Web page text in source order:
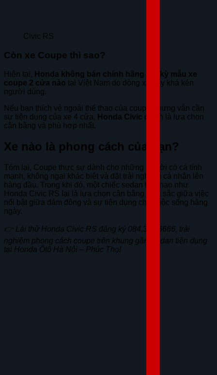
Civic RS
Còn xe Coupe thì sao?
Hiện tại, Honda không bán chính hãng bất kỳ mẫu xe
coupe 2 cửa nào tại Việt Nam do dòng xe này khá kén
người dùng.
Nếu bạn thích vẻ ngoài thể thao của coupe nhưng vẫn cần
sự tiện dụng của xe 4 cửa, Honda Civic chính là lựa chọn
cân bằng và phù hợp nhất.
Xe nào là phong cách của bạn?
Tóm lại, Coupe thực sự dành cho những người có cá tính
mạnh, không ngại khác biệt và đặt trải nghiệm cá nhân lên
hàng đầu. Trong khi đó, một chiếc sedan thể thao như
Honda Civic RS lại là lựa chọn cân bằng xuất sắc giữa việc
nổi bật giữa đám đông và sự tiện dụng cho cuộc sống hàng
ngày.
👉 Lái thử Honda Civic RS đăng ký 084.323.6666, trải
nghiệm phong cách coupe trên khung gầm sedan tiện dụng
tại Honda Ôtô Hà Nội – Phúc Thọ!